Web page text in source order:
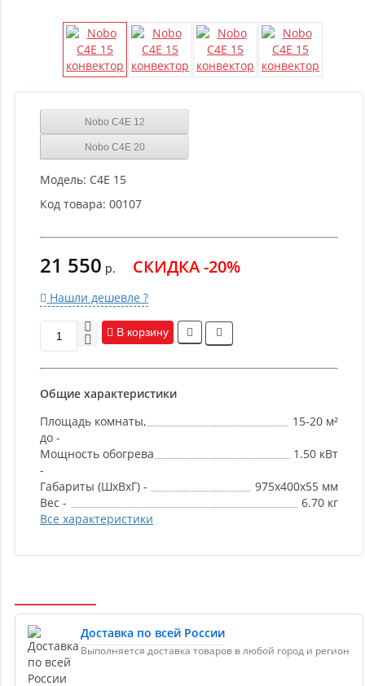
Nobo C4E 12
Nobo C4E 20
Модель: C4E 15
Код товара: 00107
21 550 р. СКИДКА -20%
Нашли дешевле ?
В корзину
Общие характеристики
Площадь комнаты,
до -
15-20 м²
Мощность обогрева
-
1.50 кВт
Габариты (ШxВxГ) -
975х400х55 мм
Вес -
6.70 кг
Все характеристики
Доставка по всей России
Выполняется доставка товаров в любой город и регион